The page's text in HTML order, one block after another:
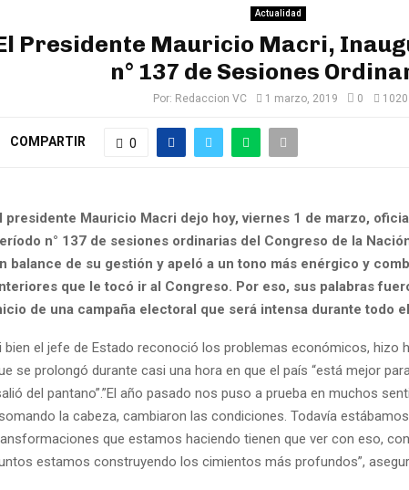
Actualidad
Presidente Mauricio Macri,
n° 137 de Sesiones
Por: Redaccion VC 1 marzo, 2019 0 1020
COMPARTIR 0
presidente Mauricio Macri dejo hoy, viernes 1 de marzo,
n° 137 de sesiones ordinarias del Congreso de la
balance de su gestión y apeló a un tono más enérgico y
que le tocó ir al Congreso. Por eso, sus palabras
de una campaña electoral que será intensa durante todo
bien el jefe de Estado reconoció los problemas económicos, hizo
se prolongó durante casi una hora en que el país “está mejor
del pantano”.”El año pasado nos puso a prueba en muchos
la cabeza, cambiaron las condiciones. Todavía
que estamos haciendo tienen que ver con eso,
estamos construyendo los cimientos más profundos”,